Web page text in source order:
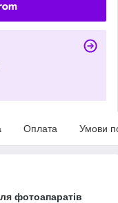
Оплата Умови
фотоапаратів